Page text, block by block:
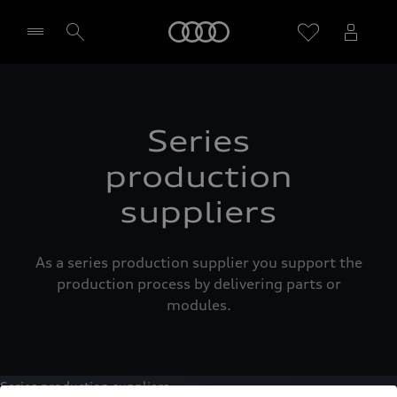
Series
production
suppliers
As a series production supplier you support the
production process by delivering parts or
modules.
Series production suppliers